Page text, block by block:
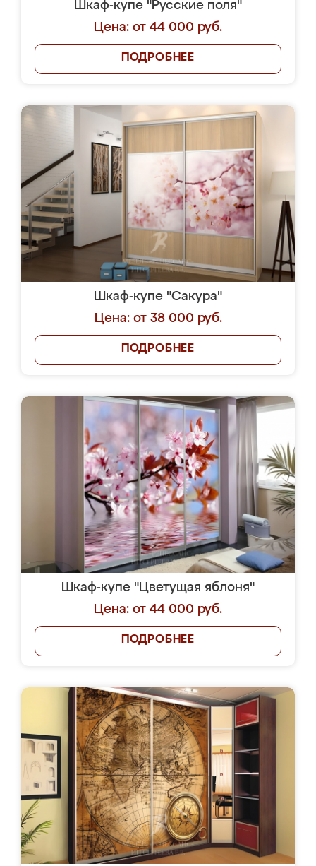
Шкаф-купе "Русские поля"
Цена: от 44 000 руб.
ПОДРОБНЕЕ
Шкаф-купе "Сакура"
Цена: от 38 000 руб.
ПОДРОБНЕЕ
Шкаф-купе "Цветущая яблоня"
Цена: от 44 000 руб.
ПОДРОБНЕЕ